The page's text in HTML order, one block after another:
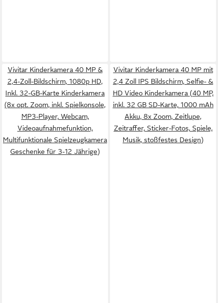
Vivitar Kinderkamera 40 MP &
2,4-Zoll-Bildschirm, 1080p HD,
Inkl. 32-GB-Karte Kinderkamera
(8x opt. Zoom, inkl. Spielkonsole,
MP3-Player, Webcam,
Videoaufnahmefunktion,
Multifunktionale Spielzeugkamera
Geschenke für 3-12 Jährige)
Vivitar Kinderkamera 40 MP mit
2,4 Zoll IPS Bildschirm, Selfie- &
HD Video Kinderkamera (40 MP,
inkl. 32 GB SD-Karte, 1000 mAh
Akku, 8x Zoom, Zeitlupe,
Zeitraffer, Sticker-Fotos, Spiele,
Musik, stoßfestes Design)